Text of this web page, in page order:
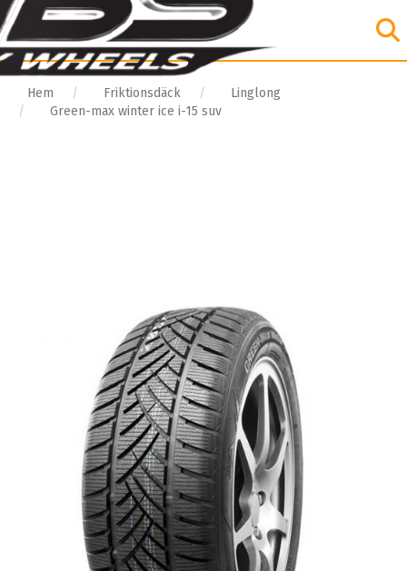
Hem Friktionsdäck
Linglong
Green-max winter ice i-15 suv